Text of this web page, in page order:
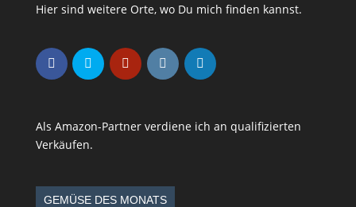
Hier sind weitere Orte, wo Du mich finden kannst.
Als Amazon-Partner verdiene ich an qualifizierten
Verkäufen.
GEMÜSE DES MONATS